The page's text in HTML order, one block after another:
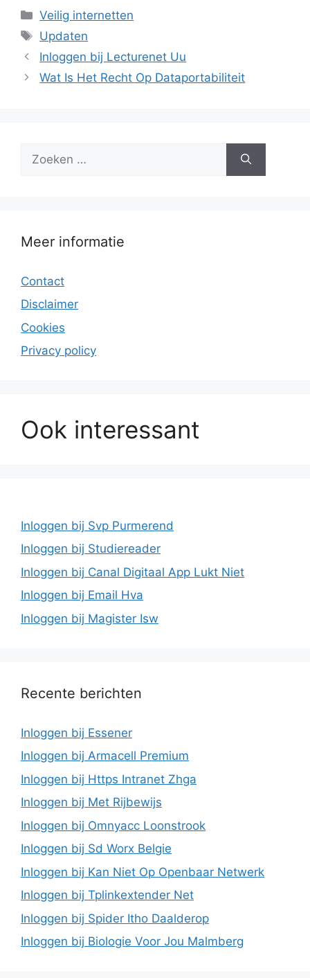
Categorieën
Veilig internetten
Tags
Updaten
Inloggen bij Lecturenet Uu
Wat Is Het Recht Op Dataportabiliteit
naar:
Meer informatie
Contact
Disclaimer
Cookies
Privacy policy
Ook interessant
Inloggen bij Svp Purmerend
Inloggen bij Studiereader
Inloggen bij Canal Digitaal App Lukt Niet
Inloggen bij Email Hva
Inloggen bij Magister Isw
Recente berichten
Inloggen bij Essener
Inloggen bij Armacell Premium
Inloggen bij Https Intranet Zhga
Inloggen bij Met Rijbewijs
Inloggen bij Omnyacc Loonstrook
Inloggen bij Sd Worx Belgie
Inloggen bij Kan Niet Op Openbaar Netwerk
Inloggen bij Tplinkextender Net
Inloggen bij Spider Itho Daalderop
Inloggen bij Biologie Voor Jou Malmberg